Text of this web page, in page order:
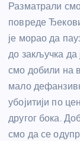
Разматрали
повреде
је морао да
до закључка
смо добили на
мало
убојитији по
другог бока.
смо да се